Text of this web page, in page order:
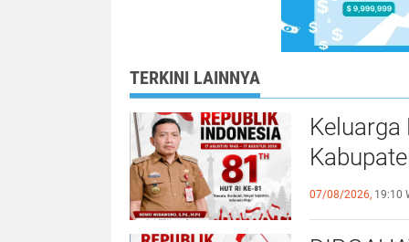
TERKINI LAINNYA
Keluarga
07/08/2026, 19:10